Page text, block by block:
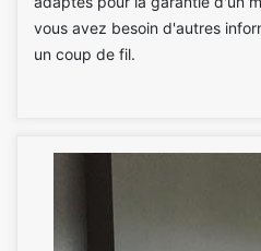
vous avez besoin d'autres
un coup de fil.